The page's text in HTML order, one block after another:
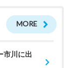
MORE
市川に出